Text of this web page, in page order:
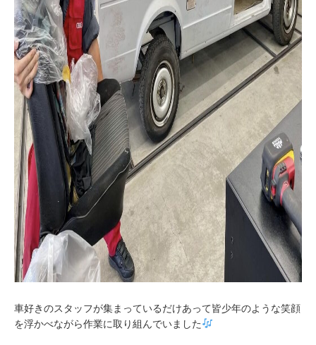
車好きのスタッフが集まっているだけあって皆少年のような笑顔
を浮かべながら作業に取り組んでいました